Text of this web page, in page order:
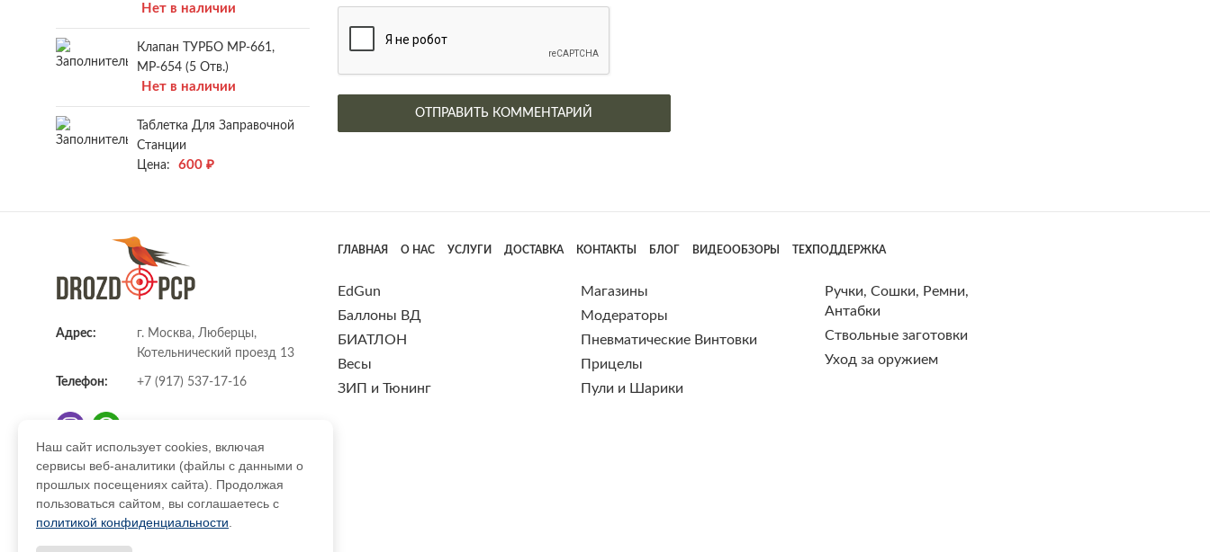
Нет в наличии
Клапан ТУРБО МР-661,
МР-654 (5 Отв.)
Нет в наличии
Таблетка Для Заправочной
Станции
Цена:
600 ₽
Адрес:
г. Москва, Люберцы,
Котельнический проезд 13
Телефон: +7 (917) 537-17-16
E-mail: info@DrozdPcp.ru
ГЛАВНАЯ О НАС УСЛУГИ ДОСТАВКА КОНТАКТЫ БЛОГ ВИДЕООБЗОРЫ ТЕХПОДДЕРЖКА
EdGun
Баллоны ВД
БИАТЛОН
Весы
ЗИП и Тюнинг
Магазины
Модераторы
Пневматические Винтовки
Прицелы
Пули и Шарики
Ручки, Сошки, Ремни,
Антабки
Ствольные заготовки
Уход за оружием
Наш сайт использует cookies, включая
сервисы веб-аналитики (файлы с данными о
прошлых посещениях сайта). Продолжая
пользоваться сайтом, вы соглашаетесь с
политикой конфиденциальности